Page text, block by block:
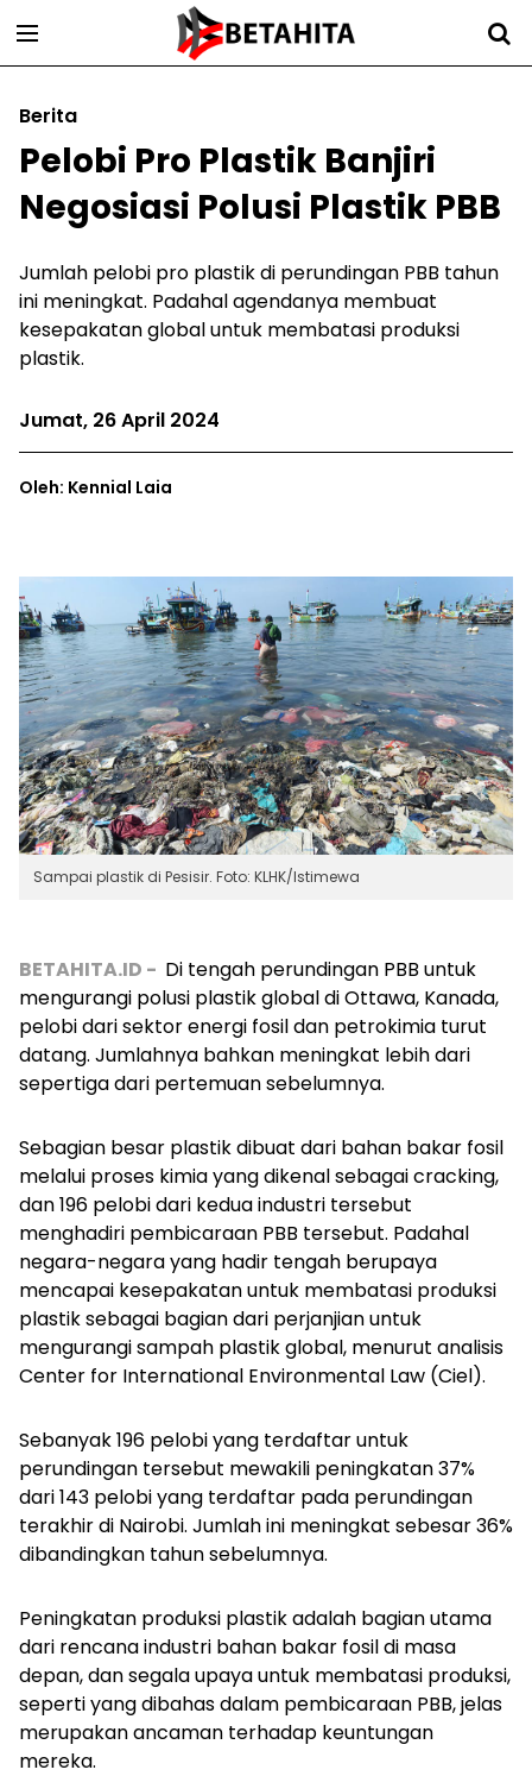
Berita
Pelobi Pro Plastik Banjiri
Negosiasi Polusi Plastik PBB
Jumlah pelobi pro plastik di perundingan PBB tahun
ini meningkat. Padahal agendanya membuat
kesepakatan global untuk membatasi produksi
plastik.
Jumat, 26 April 2024
Oleh: Kennial Laia
Sampai plastik di Pesisir. Foto: KLHK/Istimewa
BETAHITA.ID - Di tengah perundingan PBB untuk
mengurangi polusi plastik global di Ottawa, Kanada,
pelobi dari sektor energi fosil dan petrokimia turut
datang. Jumlahnya bahkan meningkat lebih dari
sepertiga dari pertemuan sebelumnya.
Sebagian besar plastik dibuat dari bahan bakar fosil
melalui proses kimia yang dikenal sebagaicracking,
dan 196 pelobi dari kedua industri tersebut
menghadiri pembicaraan PBB tersebut. Padahal
negara-negara yang hadir tengah berupaya
mencapai kesepakatan untuk membatasi produksi
plastik sebagai bagian dari perjanjian untuk
mengurangi sampah plastik global, menurut analisis
Center for International Environmental Law (Ciel).
Sebanyak 196 pelobi yang terdaftar untuk
perundingan tersebut mewakili peningkatan 37%
dari 143 pelobi yang terdaftar pada perundingan
terakhir di Nairobi. Jumlah ini meningkat sebesar 36%
dibandingkan tahun sebelumnya.
Peningkatan produksi plastik adalah bagian utama
dari rencana industri bahan bakar fosil di masa
depan, dan segala upaya untuk membatasi produksi,
seperti yang dibahas dalam pembicaraan PBB, jelas
merupakan ancaman terhadap keuntungan
mereka.